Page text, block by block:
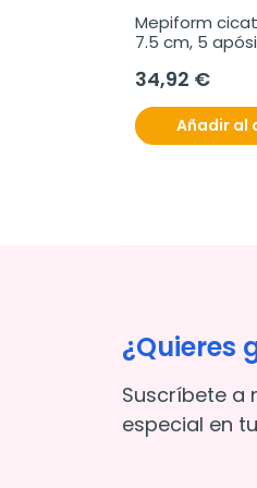
Mepiform
7.5 cm, 5
34,92 €
Añadir al
¿Quieres
Suscríbete a
especial en